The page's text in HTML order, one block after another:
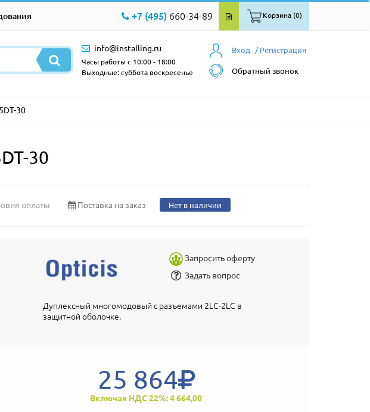
+7 (495) 660-34-89 Корзина (0)
Вход / Регистрация
Обратный звонок
info@installing.ru
Часы работы с 10:00 - 18:00
Выходные: суббота воскресенье
30
30
оплаты Поставка на заказ Нет в наличии
Запросить оферту
Задать вопрос
Дуплексный многомодовый с разъемами 2LC-2LC в
защитной оболочке.
25 864
Включая НДС 22%: 4 664,00